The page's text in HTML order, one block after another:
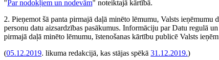
"Par nodokļiem un nodevām" noteiktajā kārtībā.
2. Pieņemot šā panta pirmajā daļā minēto lēmumu, Valsts
personu datu aizsardzības pasākumus. Informāciju par Datu regulā
pirmajā daļā minēto lēmumu, īstenošanas kārtību publicē Valsts
(05.12.2019. likuma redakcijā, kas stājas spēkā 31.12.2019.)